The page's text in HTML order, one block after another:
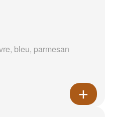
bleu, parmesan